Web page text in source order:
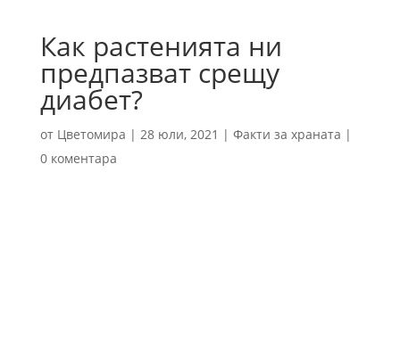
Как растенията ни
предпазват срещу
диабет?
от Цветомира | 28 юли, 2021 | Факти за храната |
0 коментара